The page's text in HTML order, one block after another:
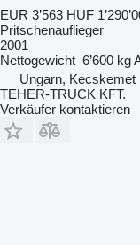
EUR 3’563 HUF
Pritschenauflieger
2001
Nettogewicht 6’600 kg
Ungarn, Kecskemet
TEHER-TRUCK KFT.
Verkäufer kontaktieren